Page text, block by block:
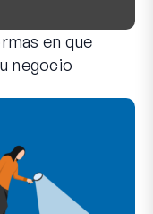
en que
negocio